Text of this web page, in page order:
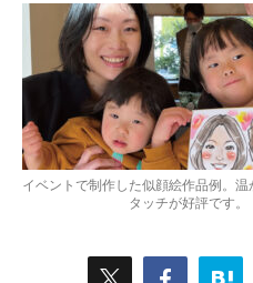
イベントで制作した似顔絵作品例。温
タッチが好評です。